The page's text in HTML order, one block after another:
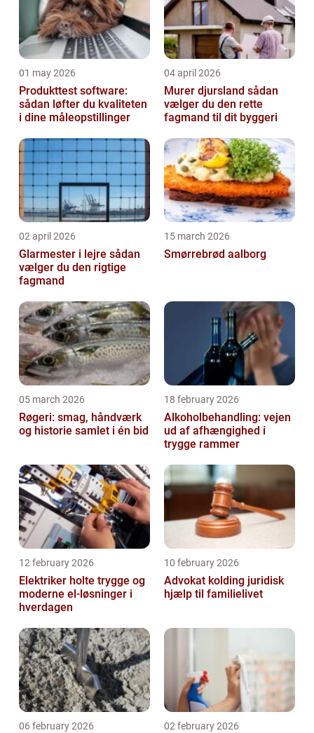
01 may 2026
Produkttest software:
sådan løfter du kvaliteten
i dine måleopstillinger
04 april 2026
Murer djursland sådan
vælger du den rette
fagmand til dit byggeri
02 april 2026
Glarmester i lejre sådan
vælger du den rigtige
fagmand
15 march 2026
Smørrebrød aalborg
05 march 2026
Røgeri: smag, håndværk
og historie samlet i én bid
18 february 2026
Alkoholbehandling: vejen
ud af afhængighed i
trygge rammer
12 february 2026
Elektriker holte trygge og
moderne el-løsninger i
hverdagen
10 february 2026
Advokat kolding juridisk
hjælp til familielivet
06 february 2026 02 february 2026